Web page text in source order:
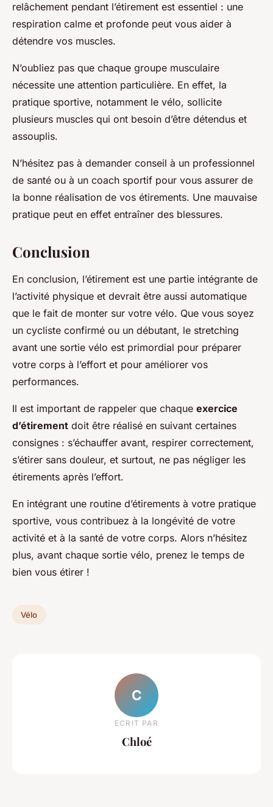
relâchement pendant l’étirement est essentiel : une
respiration calme et profonde peut vous aider à
détendre vos muscles.
N’oubliez pas que chaque groupe musculaire
nécessite une attention particulière. En effet, la
pratique sportive, notamment le vélo, sollicite
plusieurs muscles qui ont besoin d’être détendus et
assouplis.
N’hésitez pas à demander conseil à un professionnel
de santé ou à un coach sportif pour vous assurer de
la bonne réalisation de vos étirements. Une mauvaise
pratique peut en effet entraîner des blessures.
Conclusion
En conclusion, l’étirement est une partie intégrante de
l’activité physique et devrait être aussi automatique
que le fait de monter sur votre vélo. Que vous soyez
un cycliste confirmé ou un débutant, le stretching
avant une sortie vélo est primordial pour préparer
votre corps à l’effort et pour améliorer vos
performances.
Il est important de rappeler que chaque exercice
d’étirement doit être réalisé en suivant certaines
consignes : s’échauffer avant, respirer correctement,
s’étirer sans douleur, et surtout, ne pas négliger les
étirements après l’effort.
En intégrant une routine d’étirements à votre pratique
sportive, vous contribuez à la longévité de votre
activité et à la santé de votre corps. Alors n’hésitez
plus, avant chaque sortie vélo, prenez le temps de
bien vous étirer !
Vélo
C
ECRIT PAR
Chloé